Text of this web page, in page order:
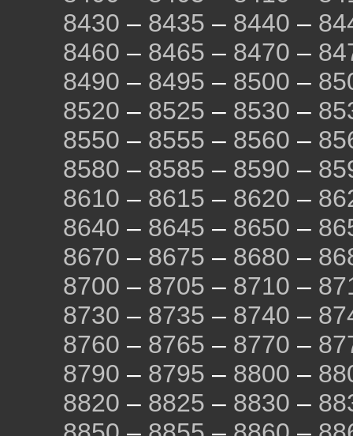
8430 – 8435 – 8440 –
8460 – 8465 – 8470 –
8490 – 8495 – 8500 –
8520 – 8525 – 8530 –
8550 – 8555 – 8560 –
8580 – 8585 – 8590 –
8610 – 8615 – 8620 –
8640 – 8645 – 8650 –
8670 – 8675 – 8680 –
8700 – 8705 – 8710 –
8730 – 8735 – 8740 –
8760 – 8765 – 8770 –
8790 – 8795 – 8800 –
8820 – 8825 – 8830 –